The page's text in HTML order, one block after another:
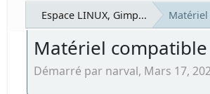
Espace LINUX, Gimp...
Matériel compatible
Démarré par narval, Mars 17,